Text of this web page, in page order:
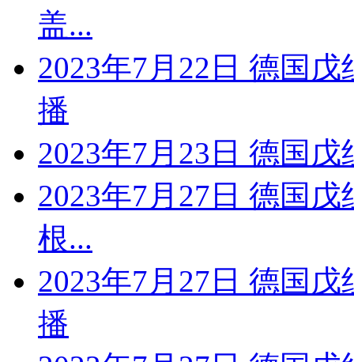
盖...
2023年7月22日 德国
播
2023年7月23日 德国
2023年7月27日 德国
根...
2023年7月27日 德国
播